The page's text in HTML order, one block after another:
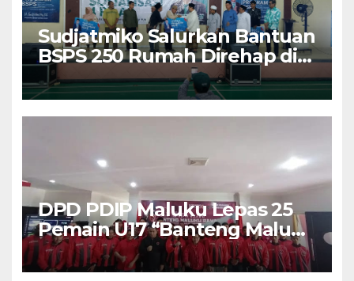
Sudjatmiko Salurkan Bantuan
BSPS 250 Rumah Direhap di
Depok
DPD PDIP Maluku Lepas 25
Pemain U17 “Banteng Maluku
Raya” ke Sokerano Cup di
Jawa Timur